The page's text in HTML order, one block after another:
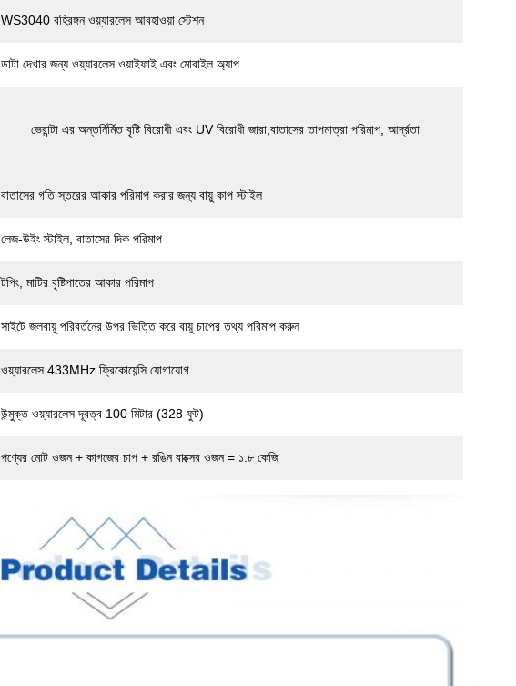
WS3040 বহিরঙ্গন ওয়্যারলেস আবহাওয়া স্টেশন
ডাটা দেখার জন্য ওয়্যারলেস ওয়াইফাই এবং মোবাইল অ্যাপ
ভেরান্টা এর অন্তর্নির্মিত বৃষ্টি বিরোধী এবং UV বিরোধী জারা,বাতাসের তাপমাত্রা পরিমাপ, আর্দ্রতা
বাতাসের গতি স্তরের আকার পরিমাপ করার জন্য বায়ু কাপ স্টাইল
লেজ-উইং স্টাইল, বাতাসের দিক পরিমাপ
টপিং, মাটির বৃষ্টিপাতের আকার পরিমাপ
সাইটে জলবায়ু পরিবর্তনের উপর ভিত্তি করে বায়ু চাপের তথ্য পরিমাপ করুন
ওয়্যারলেস 433MHz ফ্রিকোয়েন্সি যোগাযোগ
উন্মুক্ত ওয়্যারলেস দূরত্ব 100 মিটার (328 ফুট)
পণ্যের মোট ওজন + কাগজের চাপ + রঙিন বাক্সের ওজন = ১.৮ কেজি